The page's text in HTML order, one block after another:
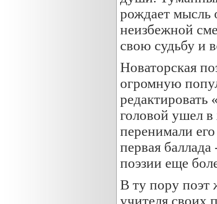
рождает мысль
неизбежной
свою судьбу и
Новаторская
огромную
головой ушел
перенимали
первая
поэзии еще
В ту пору поэт
учителя